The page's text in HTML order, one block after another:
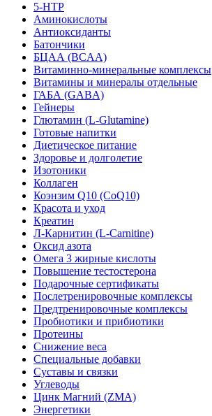
5-HTP
Аминокислоты
Антиоксиданты
Батончики
БЦАА (BCAA)
Витаминно-минеральные комплексы
Витамины и минералы отдельные
ГАБА (GABA)
Гейнеры
Глютамин (L-Glutamine)
Готовые напитки
Диетическое питание
Здоровье и долголетие
Изотоники
Коллаген
Коэнзим Q10 (CoQ10)
Красота и уход
Креатин
Л-Карнитин (L-Сarnitine)
Оксид азота
Омега 3 жирные кислоты
Повышение тестостерона
Подарочные сертификаты
Послетренировочные комплексы
Предтренировочные комплексы
Пробиотики и прибиотики
Протеины
Снижение веса
Специальные добавки
Суставы и связки
Углеводы
Цинк Магний (ZMA)
Энергетики